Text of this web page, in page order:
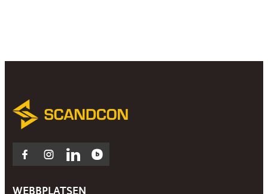
Facebook
Instagram
LinkedInBlocket
WEBBPLATSEN